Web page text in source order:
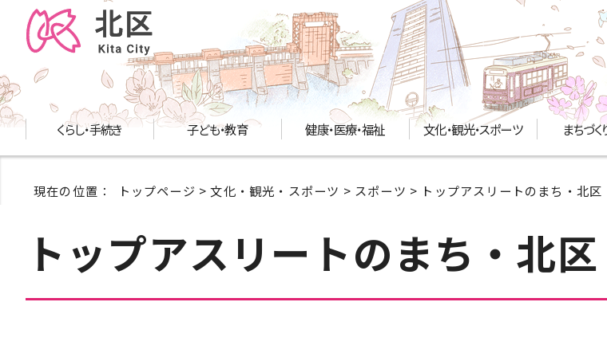
くらし・手続き 子ども・教育 健康・医療・福祉 文化・観光・スポーツ まちづく
現在の位置： トップページ >文化・観光・スポーツ > スポーツ > トップアスリートのまち・北区
トップアスリートのまち・北区